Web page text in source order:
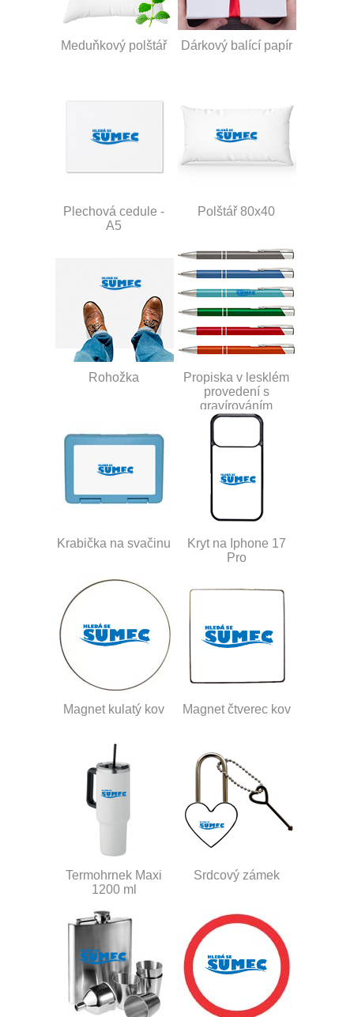
Meduňkový polštář Dárkový balící papír
Plechová cedule -
A5
Polštář 80x40
Rohožka
Propiska v lesklém
provedení s
gravírováním
Krabička na svačinu
Kryt na Iphone 17
Pro
Magnet kulatý kov Magnet čtverec kov
Termohrnek Maxi
1200 ml
Srdcový zámek